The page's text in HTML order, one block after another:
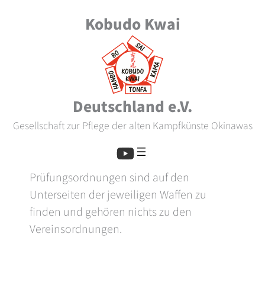
Kobudo Kwai
Deutschland e.V.
Gesellschaft zur Pflege der alten Kampfkünste Okinawas
Prüfungsordnungen sind auf den
Unterseiten der jeweiligen Waffen zu
finden und gehören nichts zu den
Vereinsordnungen.